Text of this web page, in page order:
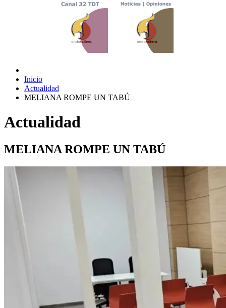
Inicio
Actualidad
MELIANA ROMPE UN TABÚ
Actualidad
MELIANA ROMPE UN TABÚ